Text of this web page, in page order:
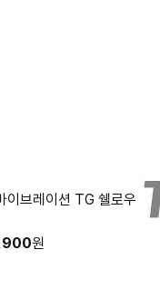
브레이션 TG 쉘로우
원